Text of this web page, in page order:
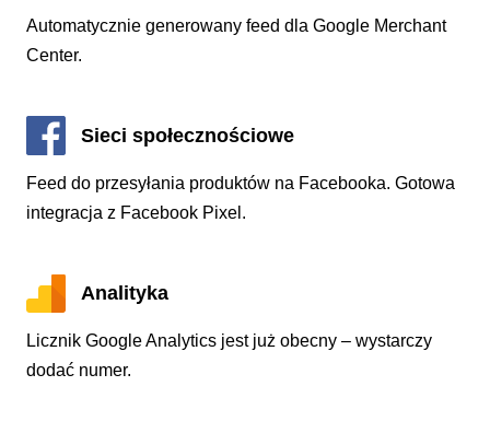
Automatycznie generowany feed dla Google Merchant
Center.
Sieci społecznościowe
Feed do przesyłania produktów na Facebooka. Gotowa
integracja z Facebook Pixel.
Analityka
Licznik Google Analytics jest już obecny – wystarczy
dodać numer.